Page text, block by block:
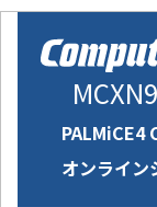
PALMiCE4
オンライン